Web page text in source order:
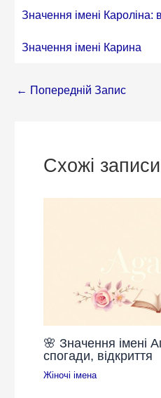
Значення імені Кароліна:
Значення імені Карина
← Попередній Запис
Схожі записи
🌸 Значення імені
спогади, відкриття
Жіночі імена